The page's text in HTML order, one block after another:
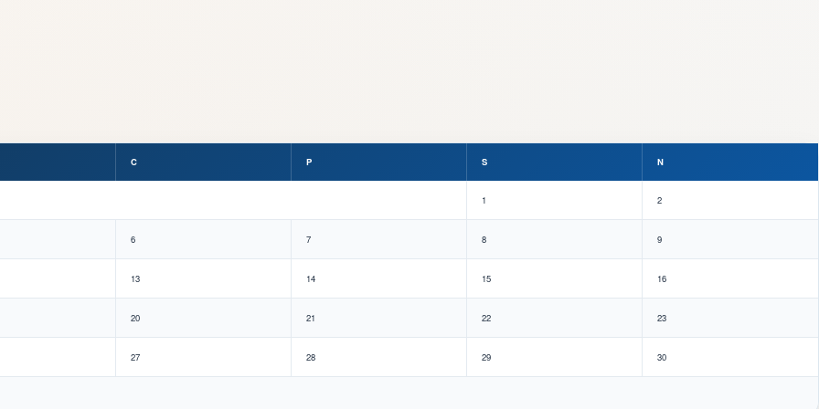
C P S N
1 2
6 7 8 9
13 14 15 16
20 21 22 23
27 28 29 30